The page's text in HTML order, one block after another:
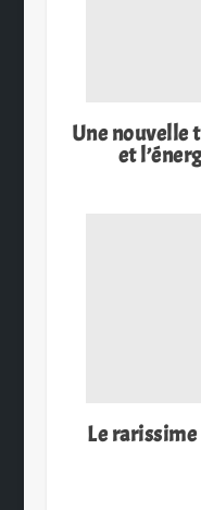
Une nouvelle
et
Le